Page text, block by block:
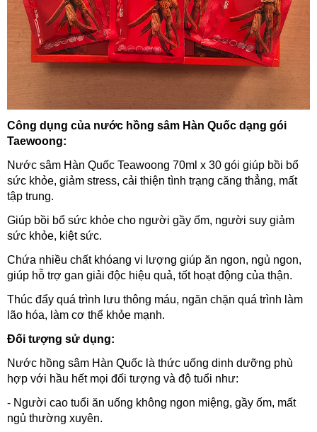
Công dụng của nước hồng sâm Hàn Quốc dạng gói
Taewoong:
Nước sâm Hàn Quốc Teawoong 70ml x 30 gói giúp bồi bổ
sức khỏe, giảm stress, cải thiện tình trạng căng thẳng, mất
tập trung.
Giúp bồi bổ sức khỏe cho người gầy ốm, người suy giảm
sức khỏe, kiệt sức.
Chứa nhiều chất khóang vi lượng giúp ăn ngon, ngủ ngon,
giúp hỗ trợ gan giải độc hiệu quả, tốt hoạt động của thận.
Thúc đẩy quá trình lưu thông máu, ngăn chặn quá trình làm
lão hóa, làm cơ thể khỏe mạnh.
Đối tượng sử dụng:
Nước hồng sâm Hàn Quốc là thức uống dinh dưỡng phù
hợp với hầu hết mọi đối tượng và độ tuổi như:
- Người cao tuổi ăn uống không ngon miệng, gầy ốm, mất
ngủ thường xuyên.